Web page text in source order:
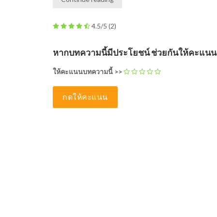
4.5/5 (2)
หากบทความนี้มีประโยชน์ ช่วยกันให้คะแน
ให้คะแนนบทความนี้ >>